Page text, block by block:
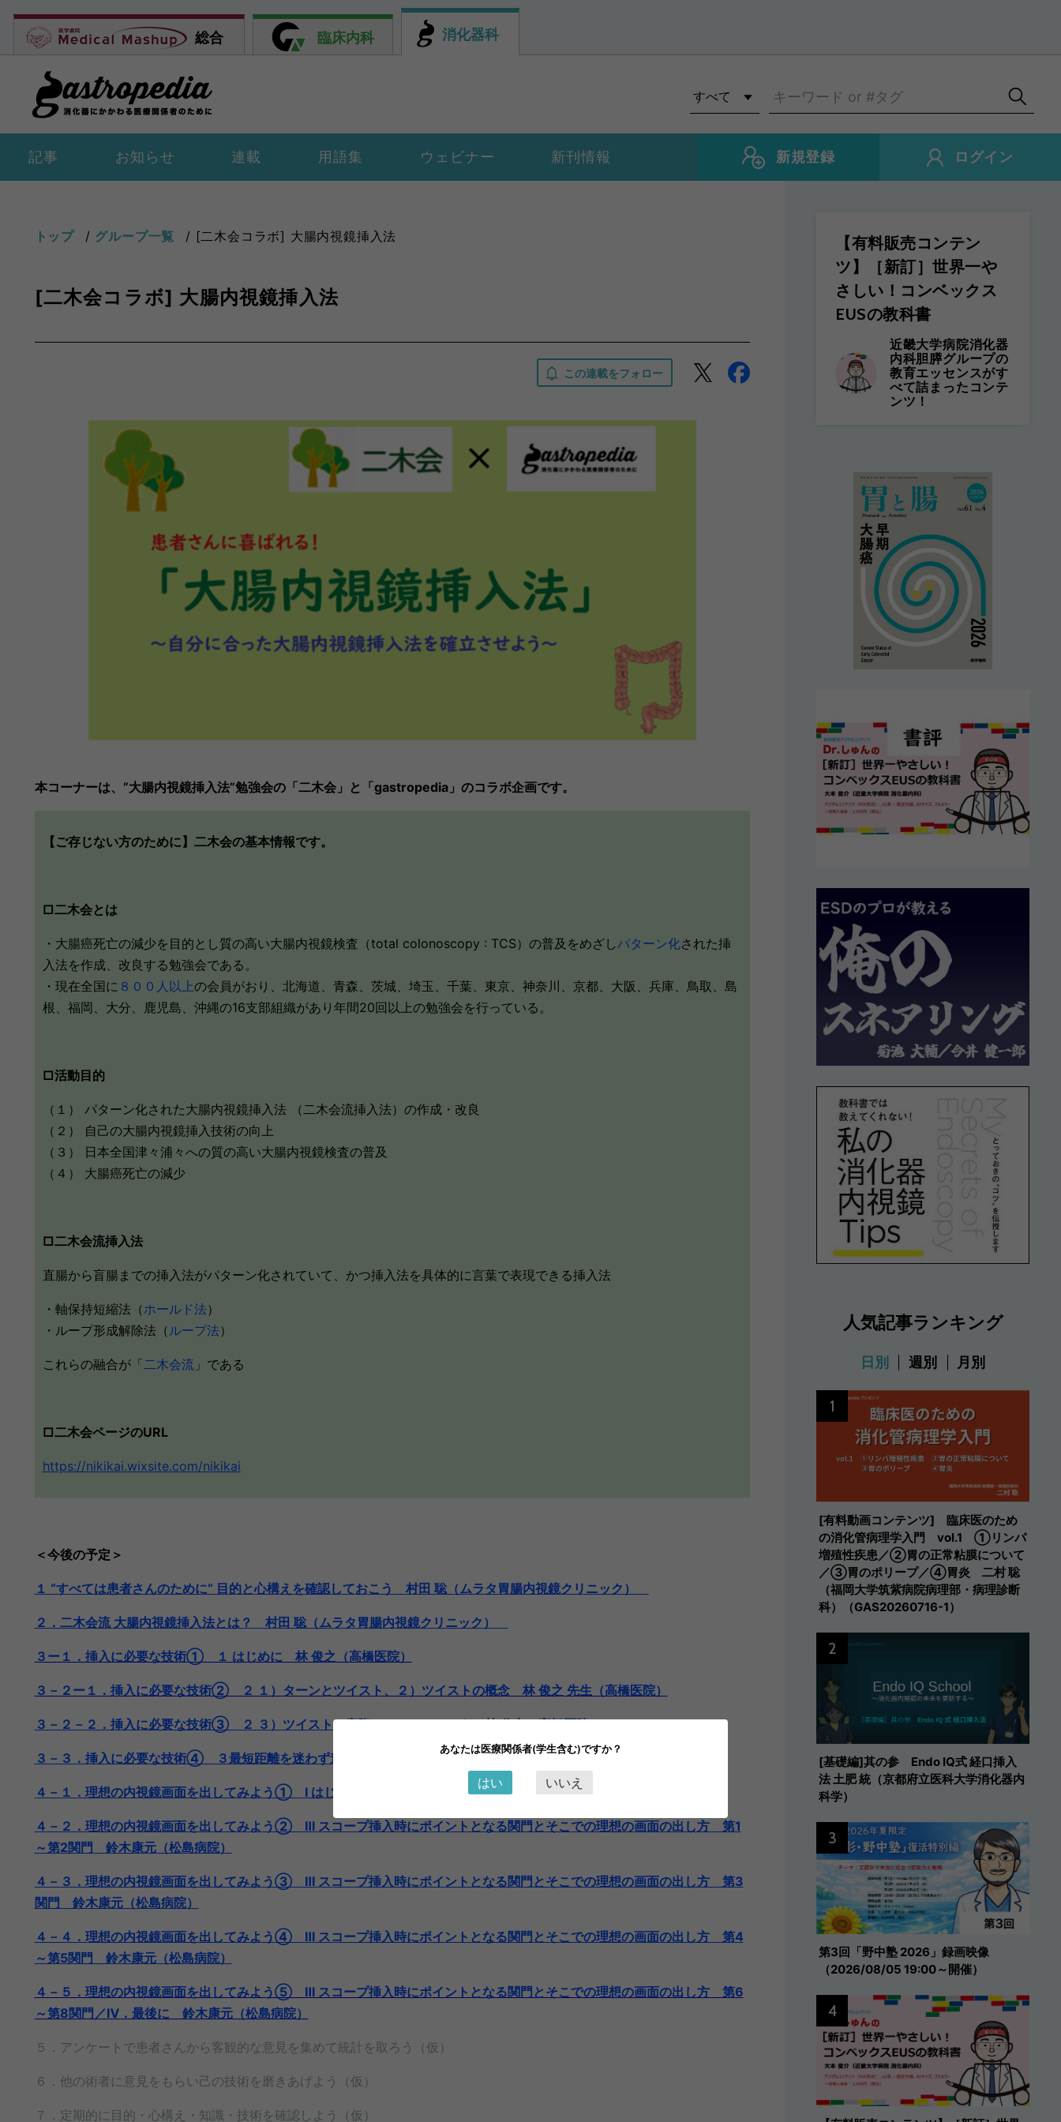
総合 臨床内科 消化器科
記事 お知らせ 連載 用語集 ウェビナー 新刊情報 新規登録 ログイン
トップ グループ一覧 [二木会コラボ] 大腸内視鏡挿入法
[二木会コラボ] 大腸内視鏡挿入法
この連載をフォロー
本コーナーは、”大腸内視鏡挿入法”勉強会の「二木会」と「gastropedia」のコラボ企画です。
【ご存じない方のために】二木会の基本情報です。
□二木会とは
・大腸癌死亡の減少を目的とし質の高い大腸内視鏡検査（total colonoscopy : TCS）の普及をめざしパターン化された挿
入法を作成、改良する勉強会である。
・現在全国に ８００人以上の会員がおり、北海道、青森、茨城、埼玉、千葉、東京、神奈川、京都、大阪、兵庫、鳥取、島
根、福岡、大分、鹿児島、沖縄の16支部組織があり年間20回以上の勉強会を行っている。
□活動目的
（１） パターン化された大腸内視鏡挿入法 （二木会流挿入法）の作成・改良
（２） 自己の大腸内視鏡挿入技術の向上
（３） 日本全国津々浦々への質の高い大腸内視鏡検査の普及
（４） 大腸癌死亡の減少
□二木会流挿入法
直腸から盲腸までの挿入法がパターン化されていて、かつ挿入法を具体的に言葉で表現できる挿入法
・軸保持短縮法（ホールド法）
・ループ形成解除法（ ループ法）
これらの融合が「 二木会流」である
□二木会ページのURL
https://nikikai.wixsite.com/nikikai
＜今後の予定＞
１ “すべては患者さんのために” 目的と心構えを確認しておこう 村田 聡（ムラタ胃腸内視鏡クリニック）
２．二木会流 大腸内視鏡挿入法とは？ 村田 聡（ムラタ胃腸内視鏡クリニック）
３ー１．挿入に必要な技術① １ はじめに 林 俊之（高橋医院）
３－２ー１．挿入に必要な技術② ２ １）ターンとツイスト、２）ツイストの概念 林 俊之 先生（高橋医院）
３－２－２．挿入に必要な技術③ ２ ３）ツイストの実際、４）やじろべえ 林 俊之（高橋医院）
３－３．挿入に必要な技術④ ３最短距離を迷わず進もう！ 林 俊之（高橋医院）
４－１．理想の内視鏡画面を出してみよう① Ⅰ はじめに／Ⅱ 著者の挿入スタンス 鈴木康元（松島病院）
４－２．理想の内視鏡画面を出してみよう② Ⅲ スコープ挿入時にポイントとなる関門とそこでの理想の画面の出し方 第1
～第2関門 鈴木康元（松島病院）
４－３．理想の内視鏡画面を出してみよう③ Ⅲ スコープ挿入時にポイントとなる関門とそこでの理想の画面の出し方 第3
関門 鈴木康元（松島病院）
４－４．理想の内視鏡画面を出してみよう④ Ⅲ スコープ挿入時にポイントとなる関門とそこでの理想の画面の出し方 第4
～第5関門 鈴木康元（松島病院）
４－５．理想の内視鏡画面を出してみよう⑤ Ⅲ スコープ挿入時にポイントとなる関門とそこでの理想の画面の出し方 第6
～第8関門／Ⅳ．最後に 鈴木康元（松島病院）
５．アンケートで患者さんから客観的な意見を集めて統計を取ろう（仮）
６．他の術者に意見をもらい己の技術を磨きあげよう（仮）
７．定期的に目的・心構え・知識・技術を確認しよう（仮）
【有料販売コンテン
ツ】［新訂］世界一や
さしい！コンベックス
EUSの教科書
近畿大学病院消化器
内科胆膵グループの
教育エッセンスがす
べて詰まったコンテ
ンツ！
人気記事ランキング
日別 週別 月別
[有料動画コンテンツ] 臨床医のため
の消化管病理学入門 vol.1 ①リンパ
増殖性疾患／②胃の正常粘膜について
／③胃のポリープ／④胃炎 二村 聡
（福岡大学筑紫病院病理部・病理診断
科）（GAS20260716-1）
1
[基礎編]其の参 Endo IQ式 経口挿入
法 土肥 統（京都府立医科大学消化器内
科学）
2
第3回「野中塾 2026」録画映像
（2026/08/05 19:00～開催）
3
4
あなたは医療関係者(学生含む)ですか？
はい いいえ